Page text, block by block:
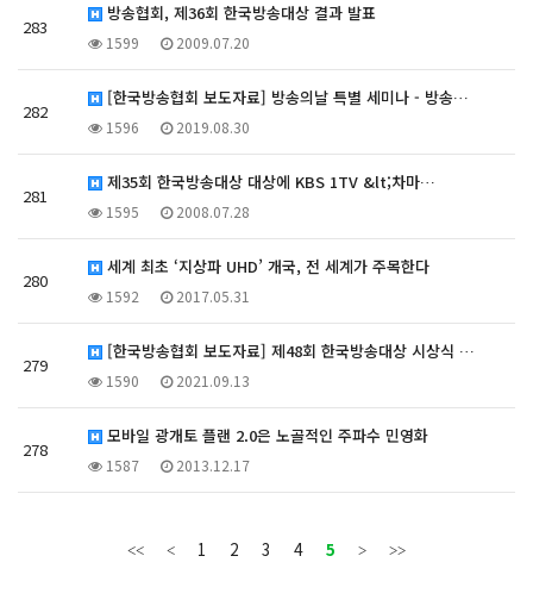
283
방송협회, 제36회 한국방송대상 결과 발표
1599 2009.07.20
282
[한국방송협회 보도자료] 방송의날 특별 세미나 - 방송…
1596 2019.08.30
281
제35회 한국방송대상 대상에 KBS 1TV &lt;차마…
1595 2008.07.28
280
세계 최초 ‘지상파 UHD’ 개국, 전 세계가 주목한다
1592 2017.05.31
279
[한국방송협회 보도자료] 제48회 한국방송대상 시상식 …
1590 2021.09.13
278
모바일 광개토 플랜 2.0은 노골적인 주파수 민영화
1587 2013.12.17
1 2 3 4 5